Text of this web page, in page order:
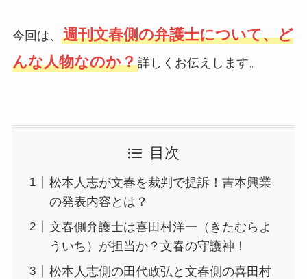
今回は、 週刊文春側の弁護士について、ど
んな人物なのか？詳しくお伝えします。
目次
松本人志が文春を裁判で提訴！吉本興業
の発表内容とは？
文春側弁護士は喜田村洋一（きたむらよ
ういち）が担当か？文春の守護神！
松本人志側の田代政弘と文春側の喜田村